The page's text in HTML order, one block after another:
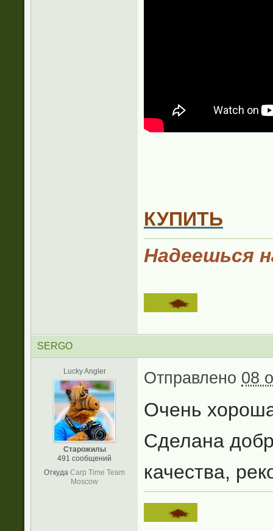
КУПИТЬ
Надеешься
SERGO
Lucky Angler
Старожилы
491 сообщений
Откуда Carp Time Team
Moscow
Отправлено 08
Очень
Сделана
качества,